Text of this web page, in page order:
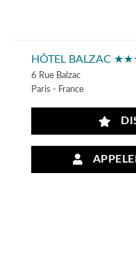
HÔTEL BALZAC
6 Rue Balzac
Paris - France